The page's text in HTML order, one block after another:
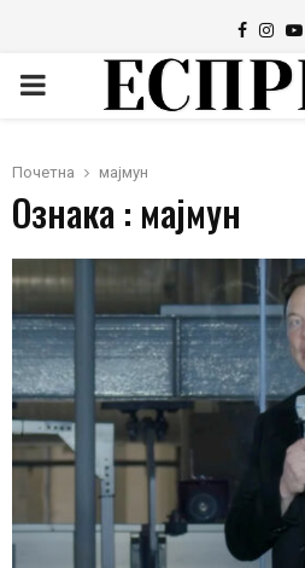
PRIMARY
Почетна мајмун
Ознака : мајмун